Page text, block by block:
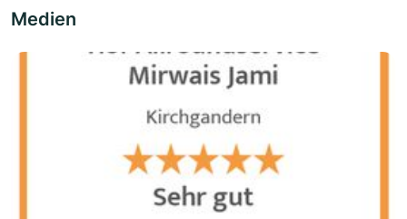
Medien